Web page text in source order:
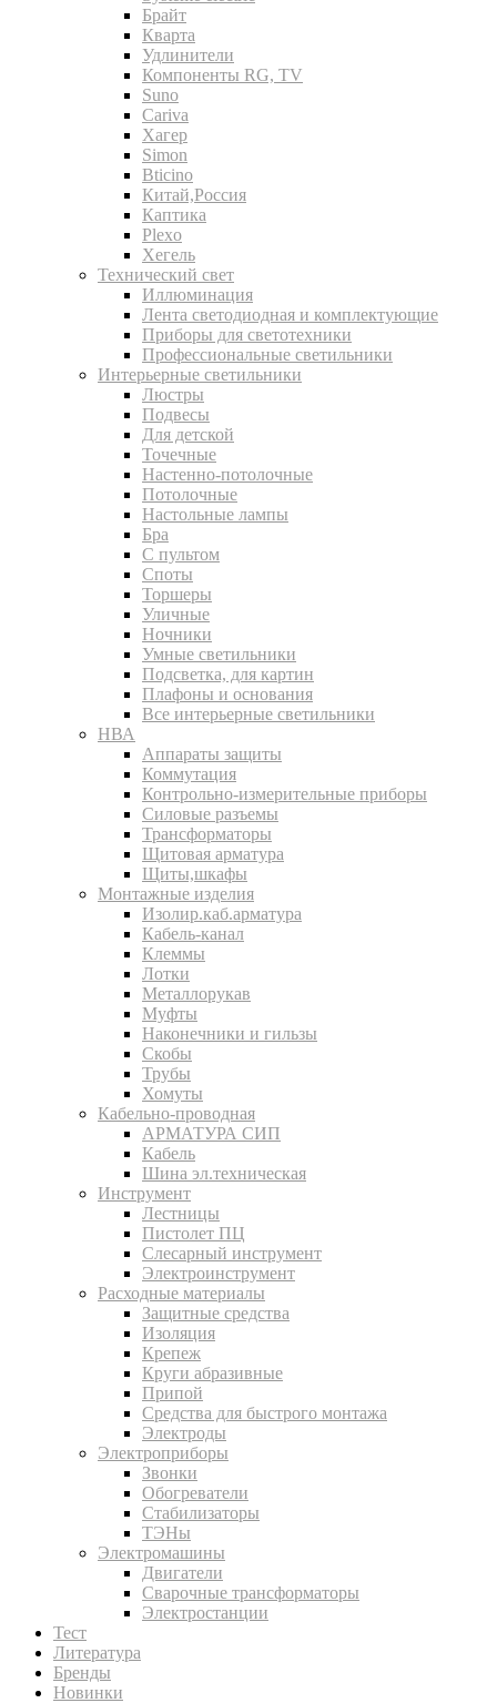
Брайт
Кварта
Удлинители
Компоненты RG, TV
Suno
Cariva
Хагер
Simon
Bticino
Китай,Россия
Каптика
Plexo
Хегель
Технический свет
Иллюминация
Лента светодиодная и комплектующие
Приборы для светотехники
Профессиональные светильники
Интерьерные светильники
Люстры
Подвесы
Для детской
Точечные
Настенно-потолочные
Потолочные
Настольные лампы
Бра
С пультом
Споты
Торшеры
Уличные
Ночники
Умные светильники
Подсветка, для картин
Плафоны и основания
Все интерьерные светильники
НВА
Аппараты защиты
Коммутация
Контрольно-измерительные приборы
Силовые разъемы
Трансформаторы
Щитовая арматура
Щиты,шкафы
Монтажные изделия
Изолир.каб.арматура
Кабель-канал
Клеммы
Лотки
Металлорукав
Муфты
Наконечники и гильзы
Скобы
Трубы
Хомуты
Кабельно-проводная
АРМАТУРА СИП
Кабель
Шина эл.техническая
Инструмент
Лестницы
Пистолет ПЦ
Слесарный инструмент
Электроинструмент
Расходные материалы
Защитные средства
Изоляция
Крепеж
Круги абразивные
Припой
Средства для быстрого монтажа
Электроды
Электроприборы
Звонки
Обогреватели
Стабилизаторы
ТЭНы
Электромашины
Двигатели
Сварочные трансформаторы
Электростанции
Тест
Литература
Бренды
Новинки